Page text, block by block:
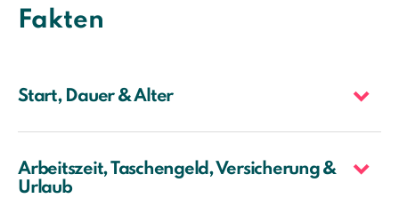
Fakten
Start, Dauer & Alter
Arbeitszeit, Taschengeld, Versicherung &
Urlaub